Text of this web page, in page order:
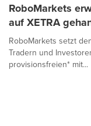
RoboMarkets
auf XETRA
RoboMarkets setzt
Tradern und
provisionsfreien* mit...